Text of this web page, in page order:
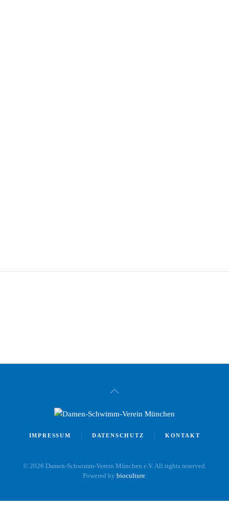
IMPRESSUM DATENSCHUTZ KONTAKT
© 2026 Damen-Schwimm-Verein München e.V. All rights reserved.
Powered by bioculture.